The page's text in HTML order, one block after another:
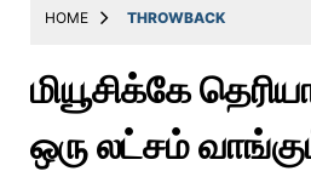
Latest
Throwback
HOME THROWBACK
மியூசிக்கே
ஒரு லட்சம்